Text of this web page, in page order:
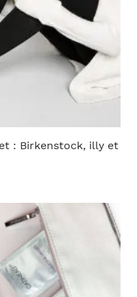
: Birkenstock, illy et